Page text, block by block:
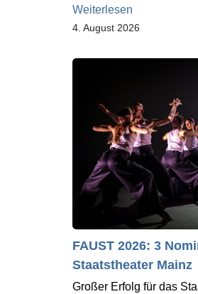
Weiterlesen
4. August 2026
FAUST 2026: 3
Staatstheater Mainz
Großer Erfolg für das